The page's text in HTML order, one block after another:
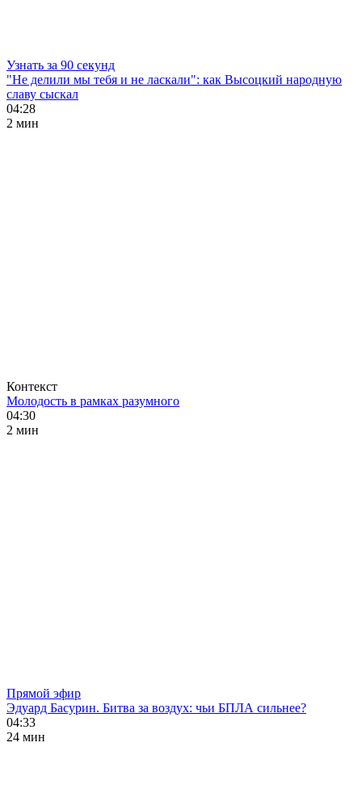
Узнать за 90 секунд
"Не делили мы тебя и не ласкали": как Высоцкий народную
славу сыскал
04:28
2 мин
Контекст
Молодость в рамках разумного
04:30
2 мин
Прямой эфир
Эдуард Басурин. Битва за воздух: чьи БПЛА сильнее?
04:33
24 мин